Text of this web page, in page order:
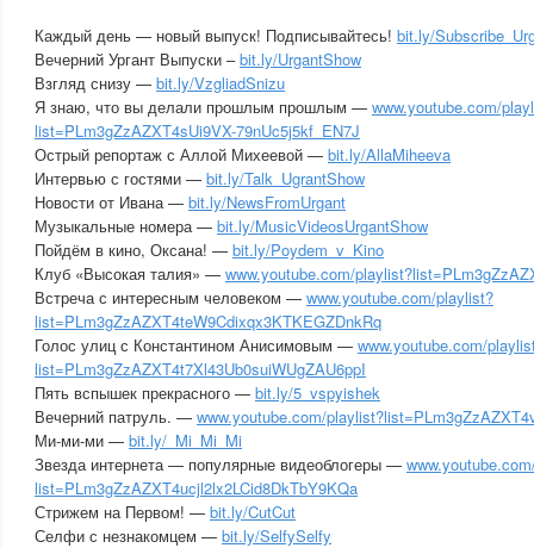
Каждый день — новый выпуск! Подписывайтесь! bit.ly/
Вечерний Ургант Выпуски –bit.ly/UrgantShow
Взгляд снизу — bit.ly/VzgliadSnizu
Я знаю, что вы делали прошлым прошлым — www.youtube.com/
list=PLm3gZzAZXT4sUi9VX-79nUc5j5kf_EN7J
Острый репортаж с Аллой Михеевой — bit.ly/AllaMiheeva
Интервью с гостями — bit.ly/Talk_UgrantShow
Новости от Ивана — bit.ly/NewsFromUrgant
Музыкальные номера — bit.ly/MusicVideosUrgantShow
Пойдём в кино, Оксана! — bit.ly/Poydem_v_Kino
Клуб «Высокая талия» — www.youtube.com/
Встреча с интересным человеком — www.youtube.com/playlist?
list=PLm3gZzAZXT4teW9Cdixqx3KTKEGZDnkRq
Голос улиц с Константином Анисимовым — www.youtube.com/
list=PLm3gZzAZXT4t7Xl43Ub0suiWUgZAU6ppI
Пять вспышек прекрасного — bit.ly/5_vspyishek
Вечерний патруль. — www.youtube.com/
Ми-ми-ми — bit.ly/_Mi_Mi_Mi
Звезда интернета — популярные видеоблогеры —
list=PLm3gZzAZXT4ucjl2lx2LCid8DkTbY9KQa
Стрижем на Первом! — bit.ly/CutCut
Селфи с незнакомцем — bit.ly/SelfySelfy